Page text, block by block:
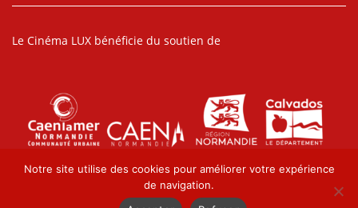
Le Cinéma LUX bénéficie du soutien de
Notre site utilise des cookies pour améliorer votre expérience
de navigation.